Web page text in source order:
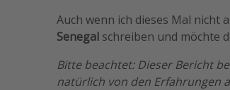
Auch wenn ich dieses Mal nicht
Senegal schreiben und möchte
Bitte beachtet: Dieser Bericht
natürlich von den Erfahrungen